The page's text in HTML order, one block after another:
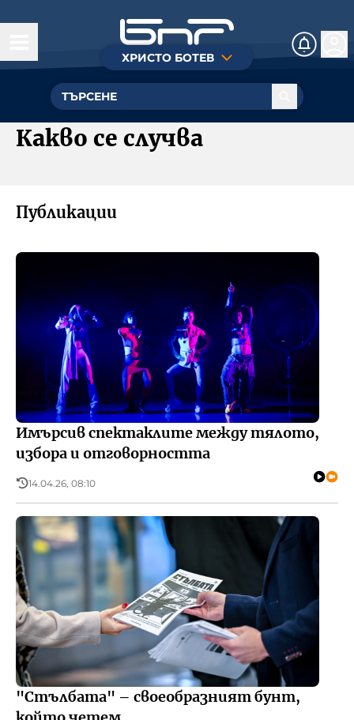
ХРИСТО БОТЕВ
Днес
Култура
Музика
БНР
Детското.БНР
Архивен фонд на БНР
Какво се случва
Публикации
Имърсив спектаклите между тялото,
избора и отговорността
14.04.26, 08:10
"Стълбата" – своеобразният бунт,